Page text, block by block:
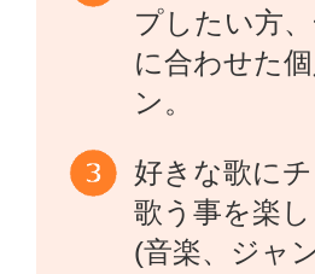
プしたい方
に合わせた
ン。
好きな歌にチ
歌う事を楽し
(音楽、ジャ